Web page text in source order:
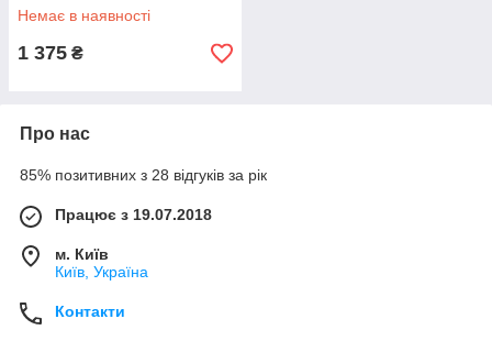
Немає в наявності
1 375 ₴
Про нас
85% позитивних з 28 відгуків за рік
Працює з 19.07.2018
м. Київ
Київ, Україна
Контакти